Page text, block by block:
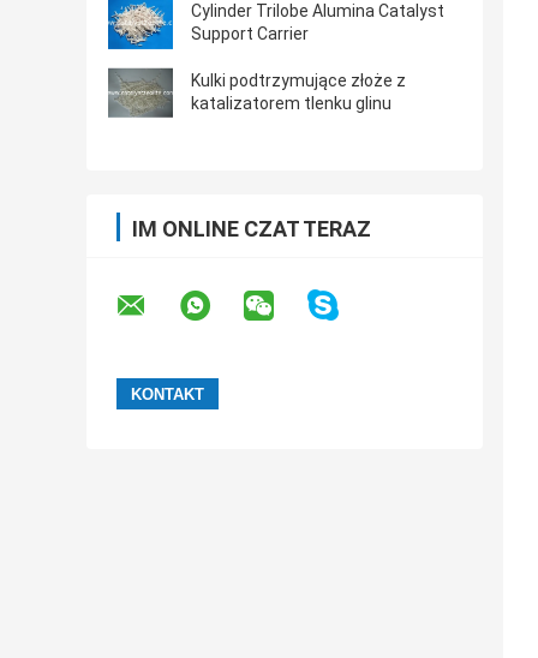
Cylinder Trilobe Alumina Catalyst
Support Carrier
Kulki podtrzymujące złoże z
katalizatorem tlenku glinu
IM ONLINE CZAT TERAZ